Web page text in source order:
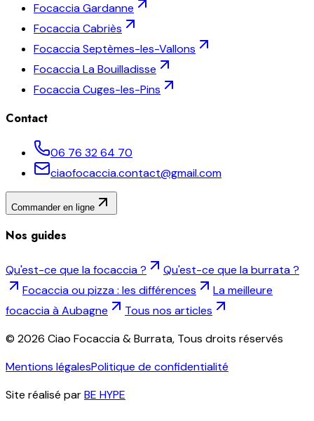
FocacciaGardanne
FocacciaCabriès
FocacciaSeptèmes-les-Vallons
FocacciaLa Bouilladisse
FocacciaCuges-les-Pins
Contact
06 76 32 64 70
ciaofocaccia.contact@gmail.com
Commander en ligne
Nos guides
Qu'est-ce que la focaccia ?
Qu'est-ce que la burrata ?
Focaccia ou pizza : les différences
La meilleure
focaccia à Aubagne
Tous nos articles
© 2026 Ciao Focaccia & Burrata, Tous droits réservés
Mentions légalesPolitique de confidentialité
Site réalisé parBE HYPE